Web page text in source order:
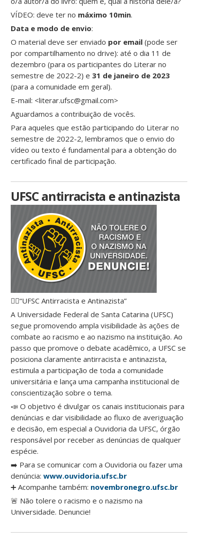
VÍDEO: deve ter no máximo 10min.
Data e modo de envio:
O material deve ser enviado por email (pode ser
por compartilhamento no drive): até o dia 11 de
dezembro (para os participantes do Literar no
semestre de 2022-2) e 31 de janeiro de 2023
(para a comunidade em geral).
E-mail: <literar.ufsc@gmail.com>
Aguardamos a contribuição de vocês.
Para aqueles que estão participando do Literar no
semestre de 2022-2, lembramos que o envio do
vídeo ou texto é fundamental para a obtenção do
certificado final de participação.
UFSC antirracista e antinazista
✊🏾“UFSC Antirracista e Antinazista”
A Universidade Federal de Santa Catarina (UFSC)
segue promovendo ampla visibilidade às ações de
combate ao racismo e ao nazismo na instituição. Ao
passo que promove o debate acadêmico, a UFSC se
posiciona claramente antirracista e antinazista,
estimula a participação de toda a comunidade
universitária e lança uma campanha institucional de
conscientização sobre o tema.
📣 O objetivo é divulgar os canais institucionais para
denúncias e dar visibilidade ao fluxo de averiguação
e decisão, em especial a Ouvidoria da UFSC, órgão
responsável por receber as denúncias de qualquer
espécie.
➡️ Para se comunicar com a Ouvidoria ou fazer uma
denúncia:www.ouvidoria.ufsc.br
➕ Acompanhe também: novembronegro.ufsc.br
🚨 Não tolere o racismo e o nazismo na
Universidade. Denuncie!